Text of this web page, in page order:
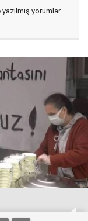
yorumlar